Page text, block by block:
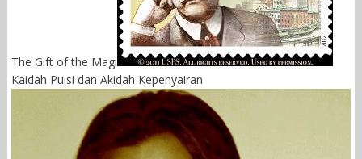
The Gift of the Magi
Kaidah Puisi dan Akidah Kepenyairan